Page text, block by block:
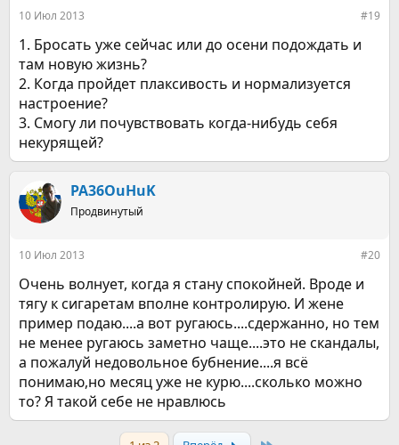
10 Июл 2013 #19
1. Бросать уже сейчас или до осени подождать и
там новую жизнь?
2. Когда пройдет плаксивость и нормализуется
настроение?
3. Смогу ли почувствовать когда-нибудь себя
некурящей?
PA36OuHuK
Продвинутый
10 Июл 2013 #20
Очень волнует, когда я стану спокойней. Вроде и
тягу к сигаретам вполне контролирую. И жене
пример подаю....а вот ругаюсь....сдержанно, но тем
не менее ругаюсь заметно чаще....это не скандалы,
а пожалуй недовольное бубнение....я всё
понимаю,но месяц уже не курю....сколько можно
то? Я такой себе не нравлюсь